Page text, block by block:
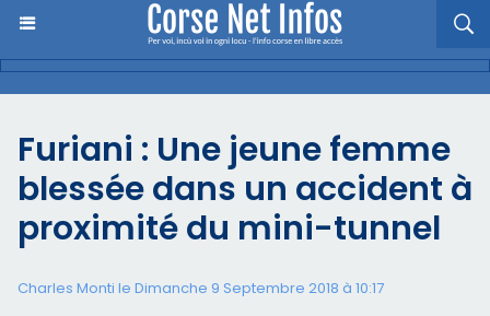
Furiani : Une jeune femme
blessée dans un accident à
proximité du mini-tunnel
Charles Monti le Dimanche 9 Septembre 2018 à 10:17